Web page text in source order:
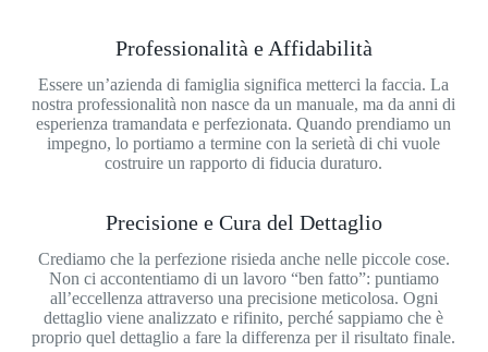
Professionalità e Affidabilità
Essere un’azienda di famiglia significa metterci la faccia. La
nostra professionalità non nasce da un manuale, ma da anni di
esperienza tramandata e perfezionata. Quando prendiamo un
impegno, lo portiamo a termine con la serietà di chi vuole
costruire un rapporto di fiducia duraturo.
Precisione e Cura del Dettaglio
Crediamo che la perfezione risieda anche nelle piccole cose.
Non ci accontentiamo di un lavoro “ben fatto”: puntiamo
all’eccellenza attraverso una precisione meticolosa. Ogni
dettaglio viene analizzato e rifinito, perché sappiamo che è
proprio quel dettaglio a fare la differenza per il risultato finale.